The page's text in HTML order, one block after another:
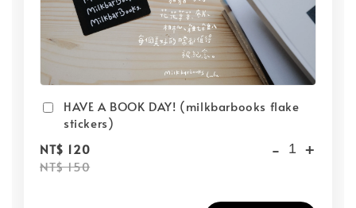
HAVE A BOOK DAY! (milkbarbooks flake
stickers)
NT$ 120
NT$ 150
- +